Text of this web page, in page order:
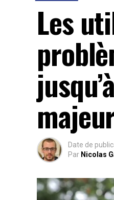
Les
Date de
Par Nicolas